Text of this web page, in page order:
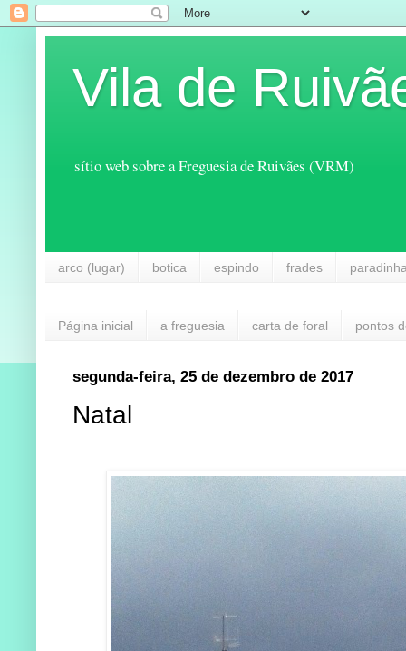
Vila de
sítio web sobre a Freguesia de Ruivães (VRM)
arco (lugar) botica espindo frades
Página inicial a freguesia carta de foral pontos
segunda-feira, 25 de dezembro de 2017
Natal